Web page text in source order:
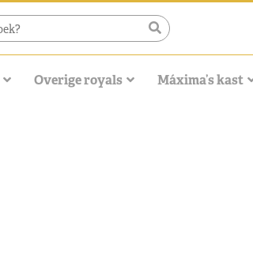
Overige royals Máxima’s kast